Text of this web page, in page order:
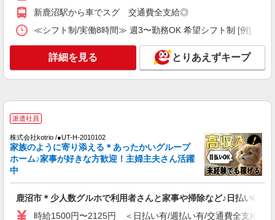
鹿沼市 最寄り駅：新鹿沼
キープ 詳細を見る
戦してみようかな！
鹿沼市 最寄り駅：新鹿沼
詳細を見る
派遣社員
株式会社kotrio /●UT-H-2067129
新鹿沼駅から車でスグ 交通費全支給◎
≪シフト制/実働8時間≫ 週3〜勤務OK 希望シフト制 [例] ・
詳細を見る とりあえずキープ
派遣社員
株式会社kotrio /●UT-H-2010102
家族のように寄り添える＊あったかいグループ
ホーム♪家事が好きな方歓迎！主婦主夫さん活躍
中
鹿沼市＊少人数グルホで利用者さんと家事や掃除など♪日払いOK
時給1500円〜2125円 ＜日払い有/週払い有/交通費全支給(ガ